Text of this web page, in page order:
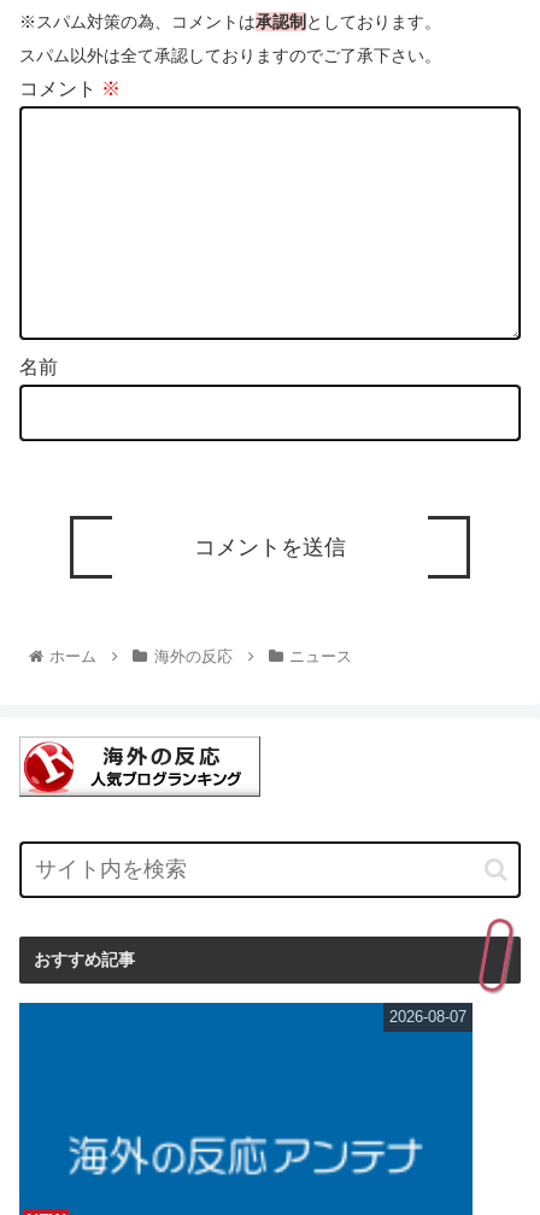
※スパム対策の為、コメントは承認制 としております。
スパム以外は全て承認しておりますのでご了承下さい。
コメント ※
名前
ホーム 海外の反応 ニュース
おすすめ記事
2026-08-07